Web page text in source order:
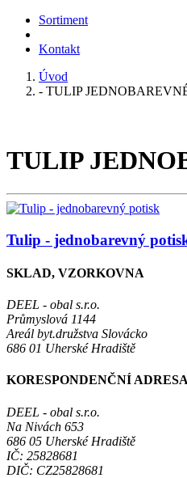
Sortiment
Kontakt
Úvod
- TULIP
TULIP
Tulip - jednobarevný
SKLAD, VZORKOVNA
DEEL - obal s.r.o.
Průmyslová 1144
Areál byt.družstva Slovácko
686 01 Uherské Hradiště
KORESPONDENČNÍ ADRESA
DEEL - obal s.r.o.
Na Nivách 653
686 05 Uherské Hradiště
IČ: 25828681
DIČ: CZ25828681